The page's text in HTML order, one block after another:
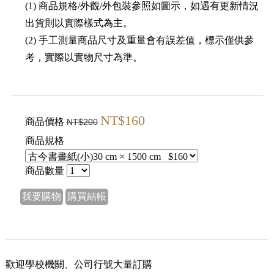
(1) 商品規格/外觀/外包裝參照如圖示，如遇有更新情況
出貨則以實際樣式為主。
(2) 手工測量商品尺寸及重量會有誤差值，標示僅供參
考，實際以實物尺寸為準。
商品價格NT$200 NT$160
商品規格
商品數量
我要購物 購買結帳
歡迎學校機關、公司行號大量訂購